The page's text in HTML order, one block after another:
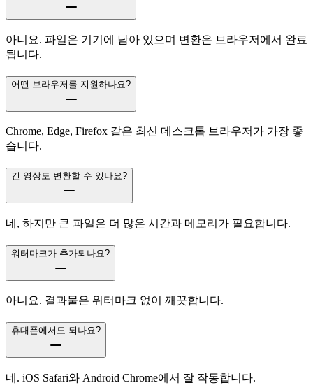
아니요. 파일은 기기에 남아 있으며 변환은 브라우저에서 완료
됩니다.
어떤 브라우저를 지원하나요?
Chrome, Edge, Firefox 같은 최신 데스크톱 브라우저가 가장 좋
습니다.
긴 영상도 변환할 수 있나요?
네, 하지만 큰 파일은 더 많은 시간과 메모리가 필요합니다.
워터마크가 추가되나요?
아니요. 결과물은 워터마크 없이 깨끗합니다.
휴대폰에서도 되나요?
네. iOS Safari와 Android Chrome에서 잘 작동합니다.